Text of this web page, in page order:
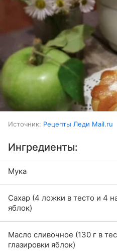
Источник: Рецепты Леди Mail.ru
Ингредиенты:
Мука
Сахар (4 ложки в тесто и 4
яблок)
Масло сливочное (130 г в
глазировки яблок)